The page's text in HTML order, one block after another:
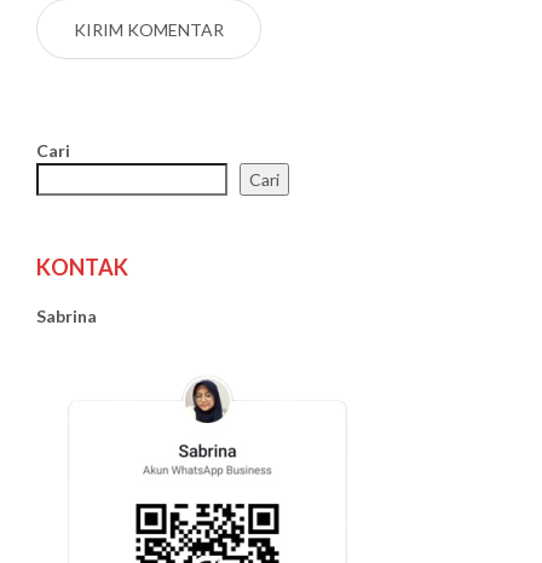
Cari
Cari
KONTAK
Sabrina